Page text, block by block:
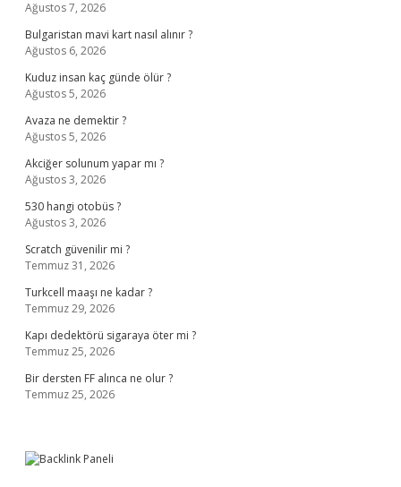
Ağustos 7, 2026
Bulgaristan mavi kart nasıl alınır ?
Ağustos 6, 2026
Kuduz insan kaç günde ölür ?
Ağustos 5, 2026
Avaza ne demektir ?
Ağustos 5, 2026
Akciğer solunum yapar mı ?
Ağustos 3, 2026
530 hangi otobüs ?
Ağustos 3, 2026
Scratch güvenilir mi ?
Temmuz 31, 2026
Turkcell maaşı ne kadar ?
Temmuz 29, 2026
Kapı dedektörü sigaraya öter mi ?
Temmuz 25, 2026
Bir dersten FF alınca ne olur ?
Temmuz 25, 2026